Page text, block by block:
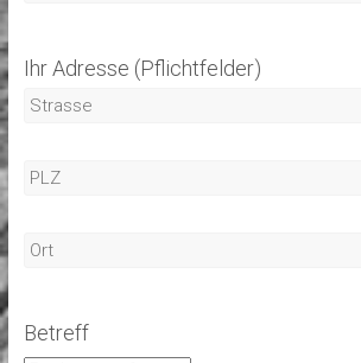
Ihr Adresse (Pflichtfelder)
Betreff